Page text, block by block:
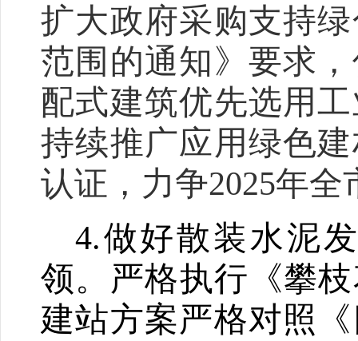
扩大政府采购支持
范围的通知》要求
配式建筑优先选用
持续推广应用绿色
认证，力争2025年全
4.做好散装水泥
领。 严格执行《攀
建站方案严格对照